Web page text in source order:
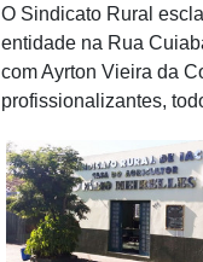
O Sindicato Rural
entidade na Rua
com Ayrton Vieira da
profissionalizantes,